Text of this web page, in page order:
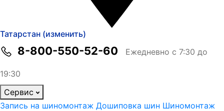
Татарстан (изменить)
8-800-550-52-60 Ежедневно с 7:30 до
19:30
Сервис
Запись на шиномонтаж Дошиповка шин Шиномонтаж